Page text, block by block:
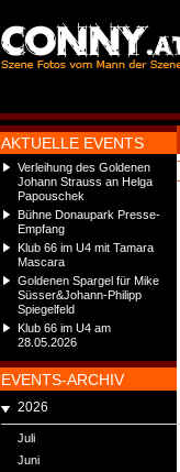
AKTUELLE EVENTS
Verleihung des Goldenen
Johann Strauss an Helga
Papouschek
Bühne Donaupark Presse-
Empfang
Klub 66 im U4 mit Tamara
Mascara
Goldenen Spargel für Mike
Süsser&Johann-Philipp
Spiegelfeld
Klub 66 im U4 am
28.05.2026
EVENTS-ARCHIV
2026
Juli
Juni